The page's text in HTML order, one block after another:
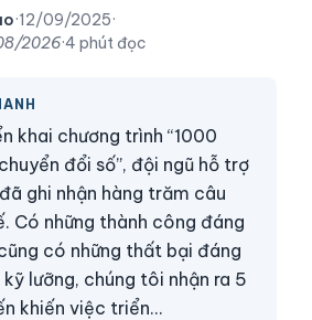
·12/09/2025·
2026·4 phút đọc
khai chương trình “1000
đổi số”, đội ngũ hỗ trợ
ghi nhận hàng trăm câu
Có những thành công đáng
có những thất bại đáng
lưỡng, chúng tôi nhận ra 5
khiến việc triển…